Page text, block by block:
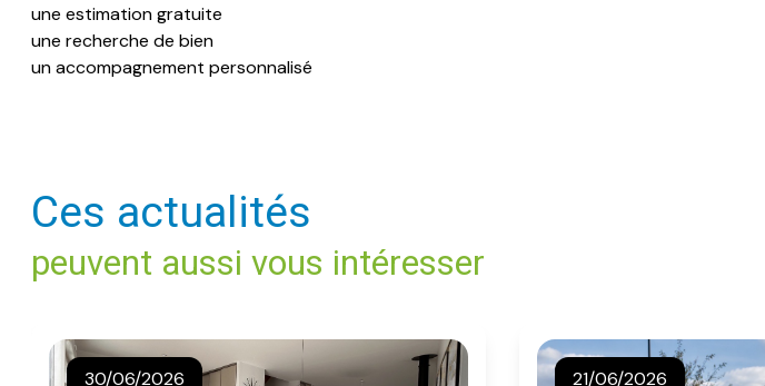
une estimation gratuite
une recherche de bien
un accompagnement personnalisé
ces actualités
peuvent aussi vous intéresser
30/06/2026 21/06/2026